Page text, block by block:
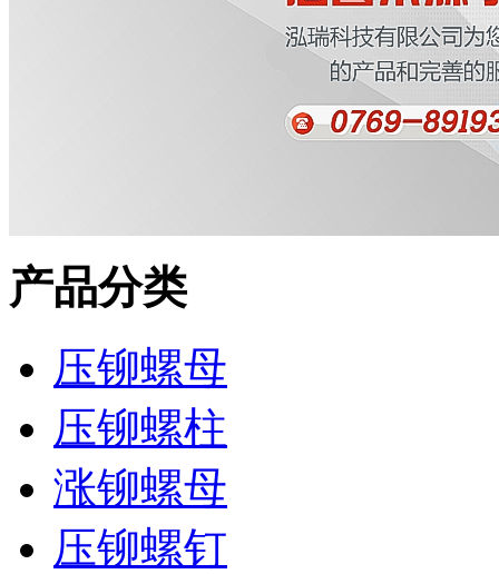
产品分类
压铆螺母
压铆螺柱
涨铆螺母
压铆螺钉